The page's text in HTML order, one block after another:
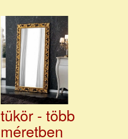
tükör - több
méretben